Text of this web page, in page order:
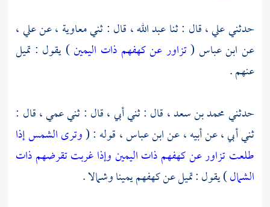
حدثنيعلي ،قال : ثناعبد الله ، قال : ثنيمعاوية ،عنعلي ،
عن ابن عباس (تزاور عن كهفهم ذات اليمين) يقول : تميل
عنهم .
حدثنيمحمد بن سعد ، قال : ثني أبي ، قال : ثني عمي ، قال :
ثني أبي ، عن أبيه ، عنابن عباس ، قوله : (وترى الشمس إذا
طلعت تزاور عن كهفهم ذات اليمين وإذا غربت تقرضهم ذات
الشمال) يقول : تميل عن كهفهم يمينا وشمالا .